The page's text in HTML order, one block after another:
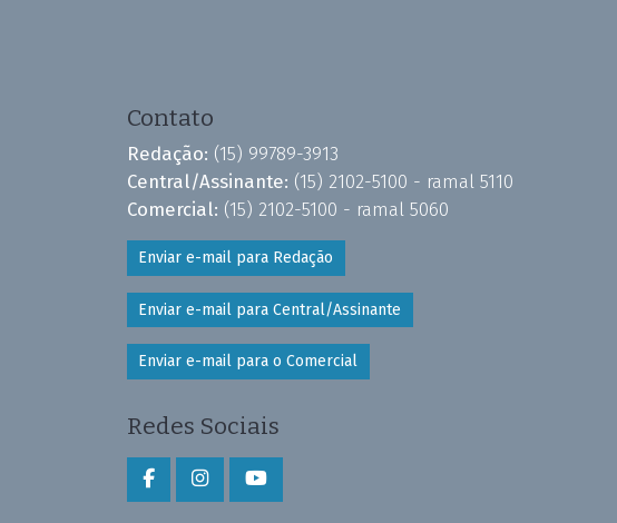
Contato
Redação: (15) 99789-3913
Central/Assinante: (15) 2102-5100 - ramal 5110
Comercial: (15) 2102-5100 - ramal 5060
Enviar e-mail para Redação
Enviar e-mail para Central/Assinante
Enviar e-mail para o Comercial
Redes Sociais